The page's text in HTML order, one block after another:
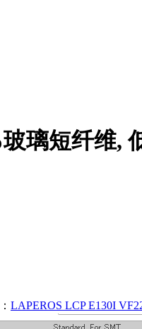
璃短纤维,
LAPEROS LCP E130I